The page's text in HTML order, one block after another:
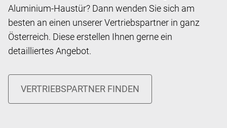
Aluminium-Haustür? Dann wenden Sie sich am
besten an einen unserer Vertriebspartner in ganz
Österreich. Diese erstellen Ihnen gerne ein
detailliertes Angebot.